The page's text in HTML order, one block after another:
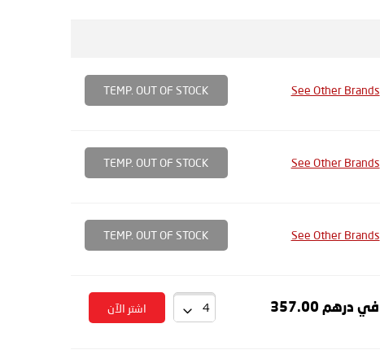
See Other Brands
TEMP. OUT OF STOCK
See Other Brands
TEMP. OUT OF STOCK
See Other Brands
TEMP. OUT OF STOCK
في درهم 357.00 اشتر الآن